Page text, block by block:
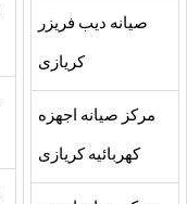
صيانه ديب فريزر
كريازى
مركز صيانه اجهزه
كهربائيه كريازى